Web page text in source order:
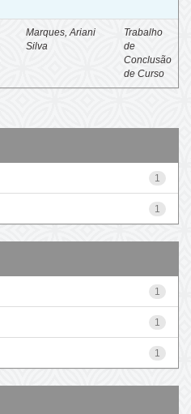
Marques, Ariani
Silva
Trabalho
de
Conclusão
de Curso
1
1
1
1
1